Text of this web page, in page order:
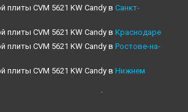
плиты CVM 5621 KW Candy в Санкт-
плиты CVM 5621 KW Candy в Краснодаре
плиты CVM 5621 KW Candy в Ростове-на-
плиты CVM 5621 KW Candy в Нижнем
плиты CVM 5621 KW Candy в